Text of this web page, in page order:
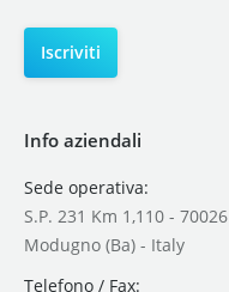
Info aziendali
Sede operativa:
S.P. 231 Km 1,110 - 70026
Modugno (Ba) - Italy
Telefono / Fax: